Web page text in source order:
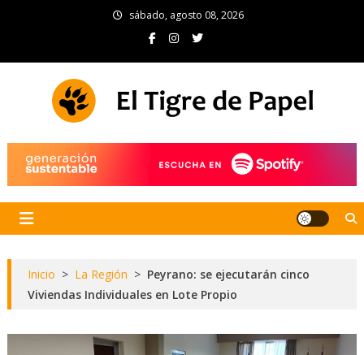
sábado, agosto 08, 2026
Inicio > La Región > Peyrano: se ejecutarán cinco
Viviendas Individuales en Lote Propio